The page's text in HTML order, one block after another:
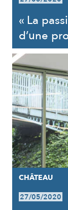
« La
d’une
CHÂTEAU
27/05/2020